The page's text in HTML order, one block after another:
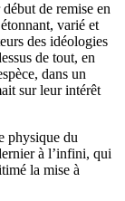
de remise en
varié et
des idéologies
de tout, en
dans un
sur leur intérêt
physique du
à l’infini, qui
la mise à